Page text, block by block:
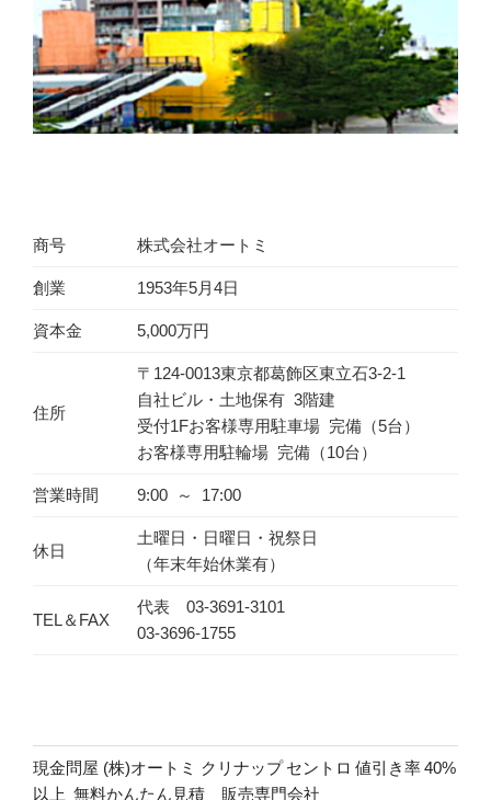
商号 株式会社オートミ
創業 1953年5月4日
資本金 5,000万円
住所
〒124-0013東京都葛飾区東立石3-2-1
自社ビル・土地保有 3階建
受付1Fお客様専用駐車場 完備（5台）
お客様専用駐輪場 完備（10台）
営業時間 9:00 ～ 17:00
休日
土曜日・日曜日・祝祭日
（年末年始休業有）
TEL＆FAX
代表 03-3691-3101
03-3696-1755
現金問屋 (株)オートミ クリナップ セントロ 値引き率 40%
以上 無料かんたん見積 販売専門会社